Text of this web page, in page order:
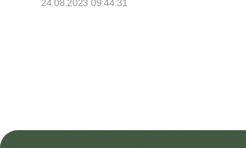
24.08.2023 09:44:31